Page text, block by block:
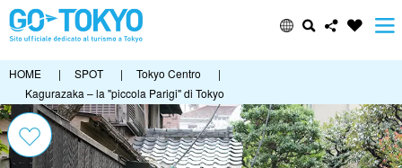
HOME | SPOT | Tokyo Centro
|
Kagurazaka – la "piccola Parigi" di Tokyo